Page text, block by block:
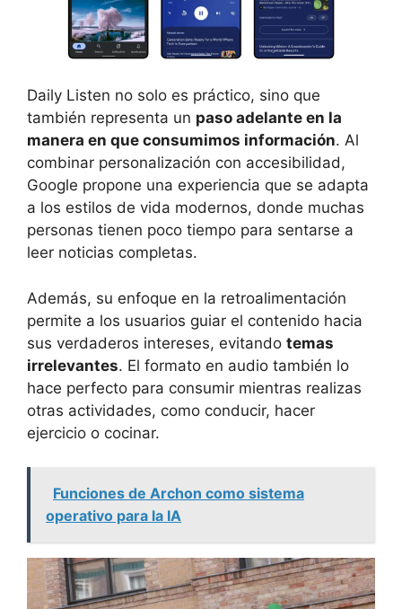
Daily Listen no solo es práctico, sino que
también representa un paso adelante en la
manera en que consumimos información. Al
combinar personalización con accesibilidad,
Google propone una experiencia que se adapta
a los estilos de vida modernos, donde muchas
personas tienen poco tiempo para sentarse a
leer noticias completas.
Además, su enfoque en la retroalimentación
permite a los usuarios guiar el contenido hacia
sus verdaderos intereses, evitando temas
irrelevantes. El formato en audio también lo
hace perfecto para consumir mientras realizas
otras actividades, como conducir, hacer
ejercicio o cocinar.
Funciones de Archon como sistema
operativo para la IA